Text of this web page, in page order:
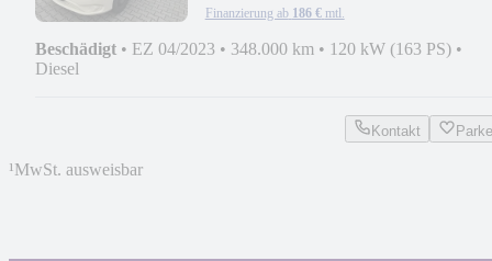
Finanzierung ab 186 € mtl.
Beschädigt • EZ 04/2023 • 348.000 km • 120 kW (163 PS) •
Diesel
Kontakt
¹MwSt. ausweisbar